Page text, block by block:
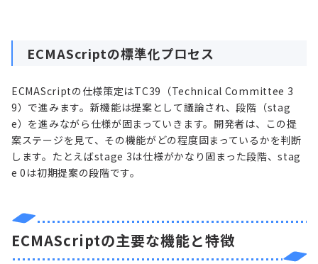
ECMAScriptの標準化プロセス
ECMAScriptの仕様策定はTC39（Technical Committee 3
9）で進みます。新機能は提案として議論され、段階（stag
e）を進みながら仕様が固まっていきます。開発者は、この提
案ステージを見て、その機能がどの程度固まっているかを判断
します。たとえばstage 3は仕様がかなり固まった段階、stag
e 0は初期提案の段階です。
ECMAScriptの主要な機能と特徴